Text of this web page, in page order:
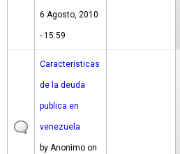
6 Agosto, 2010
- 15:59
Caracteristicas
de la deuda
publica en
venezuela
by Anonimo on